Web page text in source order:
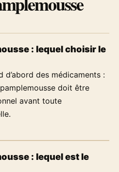
: lequel choisir le
d’abord des médicaments :
doit être
avant toute
: lequel est le